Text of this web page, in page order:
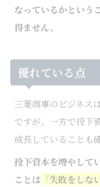
なっているかという
得ません。
優れている点
三菱商事のビジネス
ですが、一方で投下
成長していることも
投下資本を増やして
ことは 「失敗をしな